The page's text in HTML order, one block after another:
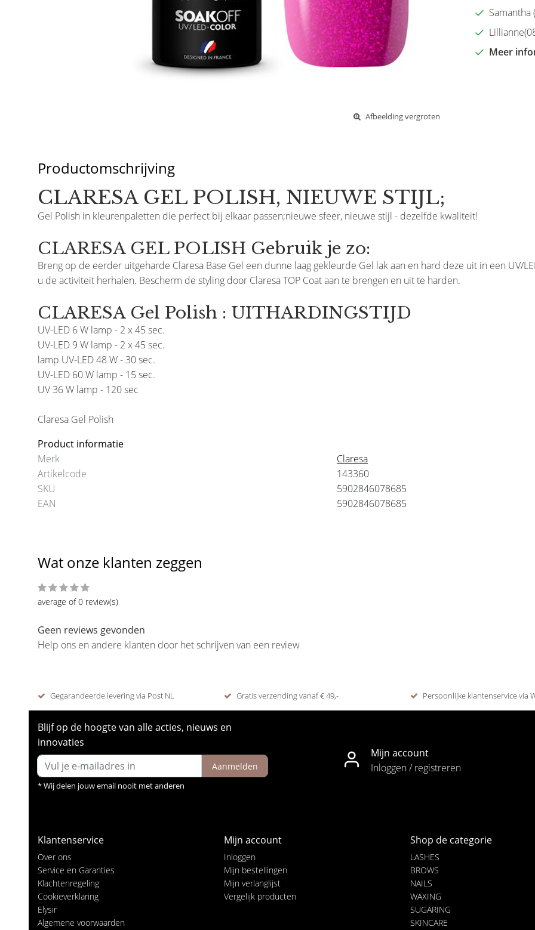
Afbeelding vergroten
Meer
Productomschrijving
CLARESA GEL POLISH, NIEUWE STIJL;
Gel Polish in kleurenpaletten die perfect bij elkaar passen;nieuwe sfeer, nieuwe stijl - dezelfde kwaliteit!
CLARESA GEL POLISH Gebruik je zo:
Breng op de eerder uitgeharde Claresa Base Gel een dunne laag gekleurde Gel lak aan en hard deze uit in een UV/
u de activiteit herhalen. Bescherm de styling door Claresa TOP Coat aan te brengen en uit te harden.
CLARESA Gel Polish : UITHARDINGSTIJD
UV-LED 6 W lamp - 2 x 45 sec.
UV-LED 9 W lamp - 2 x 45 sec.
lamp UV-LED 48 W - 30 sec.
UV-LED 60 W lamp - 15 sec.
UV 36 W lamp - 120 sec
Claresa Gel Polish
Product informatie
Merk
Claresa
Artikelcode
143360
SKU
5902846078685
EAN
5902846078685
Wat onze klanten zeggen
average of 0 review(s)
Geen reviews gevonden
Help ons en andere klanten door het schrijven van een review
Gegarandeerde levering via Post NL Gratis verzending vanaf € 49,- Persoonlijke klantenservice via
Blijf op de hoogte van alle acties, nieuws en
innovaties
Aanmelden
* Wij delen jouw email nooit met anderen
Mijn account
Inloggen / registreren
Klantenservice
Over ons
Service en Garanties
Klachtenregeling
Cookieverklaring
Elysir
Algemene voorwaarden
Mijn account
Inloggen
Mijn bestellingen
Mijn verlanglijst
Vergelijk producten
Shop de categorie
LASHES
BROWS
NAILS
WAXING
SUGARING
SKINCARE